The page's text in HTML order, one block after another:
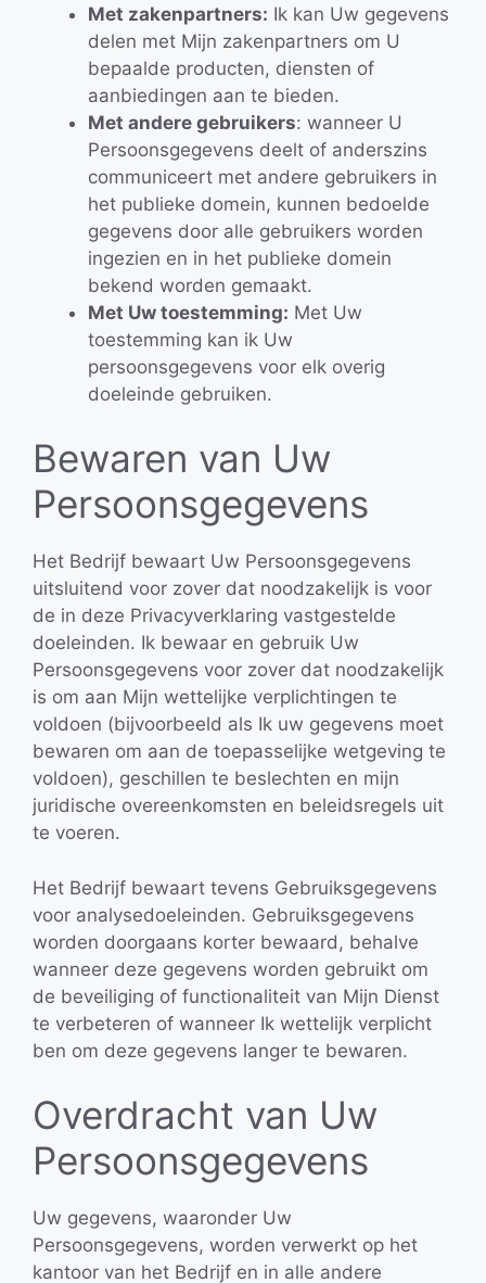
Met zakenpartners: Ik kan Uw gegevens
delen met Mijn zakenpartners om U
bepaalde producten, diensten of
aanbiedingen aan te bieden.
Met andere gebruikers: wanneer U
Persoonsgegevens deelt of anderszins
communiceert met andere gebruikers in
het publieke domein, kunnen bedoelde
gegevens door alle gebruikers worden
ingezien en in het publieke domein
bekend worden gemaakt.
Met Uw toestemming: Met Uw
toestemming kan ik Uw
persoonsgegevens voor elk overig
doeleinde gebruiken.
Bewaren van Uw
Persoonsgegevens
Het Bedrijf bewaart Uw Persoonsgegevens
uitsluitend voor zover dat noodzakelijk is voor
de in deze Privacyverklaring vastgestelde
doeleinden. Ik bewaar en gebruik Uw
Persoonsgegevens voor zover dat noodzakelijk
is om aan Mijn wettelijke verplichtingen te
voldoen (bijvoorbeeld als Ik uw gegevens moet
bewaren om aan de toepasselijke wetgeving te
voldoen), geschillen te beslechten en mijn
juridische overeenkomsten en beleidsregels uit
te voeren.
Het Bedrijf bewaart tevens Gebruiksgegevens
voor analysedoeleinden. Gebruiksgegevens
worden doorgaans korter bewaard, behalve
wanneer deze gegevens worden gebruikt om
de beveiliging of functionaliteit van Mijn Dienst
te verbeteren of wanneer Ik wettelijk verplicht
ben om deze gegevens langer te bewaren.
Overdracht van Uw
Persoonsgegevens
Uw gegevens, waaronder Uw
Persoonsgegevens, worden verwerkt op het
kantoor van het Bedrijf en in alle andere